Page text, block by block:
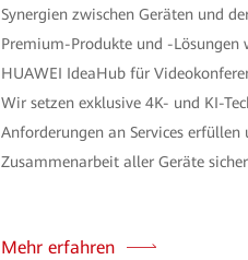
Synergien zwischen Geräten und
Premium-Produkte und -Lösungen
HUAWEI IdeaHub für
Wir setzen exklusive 4K- und KI-
Anforderungen an Services erfüllen
Zusammenarbeit aller Geräte
Mehr erfahren